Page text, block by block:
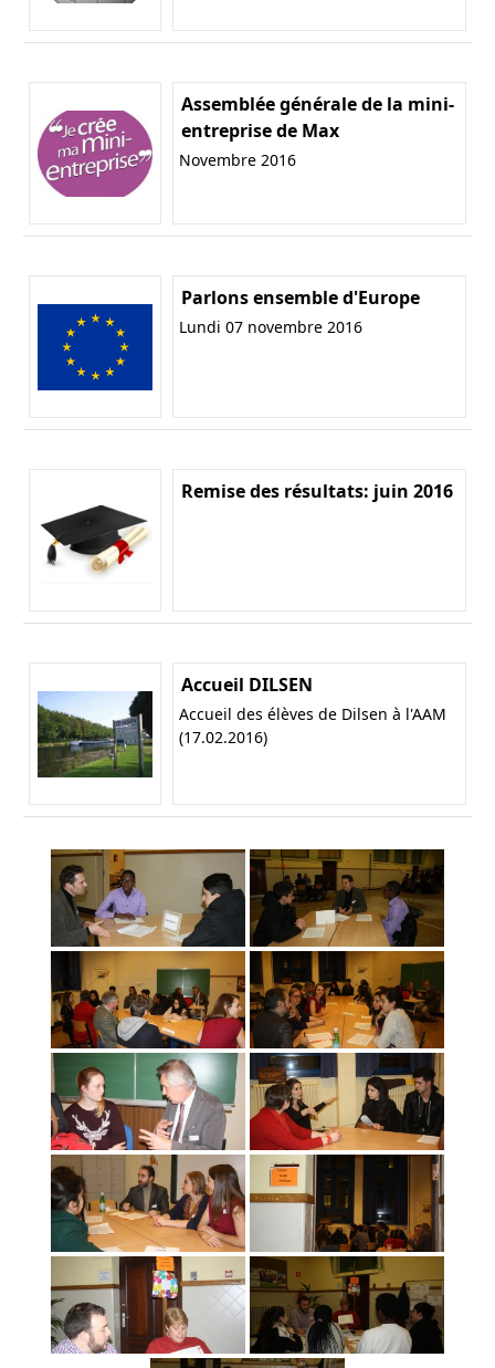
Assemblée générale de la mini-
entreprise de Max
Novembre 2016
Parlons ensemble d'Europe
Lundi 07 novembre 2016
Remise des résultats: juin 2016
Accueil DILSEN
Accueil des élèves de Dilsen à l'AAM
(17.02.2016)